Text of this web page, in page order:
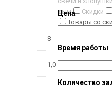
8
1,0
дым
Скидки
Товары со
Цена
Время работы
Количество